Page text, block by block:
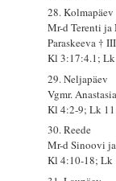
28. Kolmapäev
Mr-d Terenti ja
Paraskeeva †
Kl 3:17:4.1;
29. Neljapäev
Vgmr.
Kl 4:2-9; Lk
30. Reede
Mr-d Sinoovi
Kl 4:10-18; Lk